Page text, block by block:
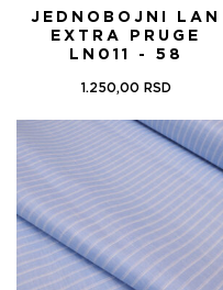
JEDNOBOJNI LAN
EXTRA PRUGE
LN011 - 58
1.250,00 RSD